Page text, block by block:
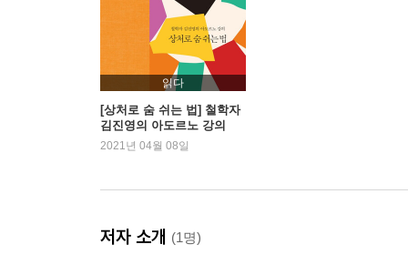
6강 두려움과 매혹 그리고 불면
7강 죽은 자와 산 자에 대하여
8강 우둔함과 사치
9강 상처와 허파
읽다
[상처로 숨 쉬는 법] 철학자
김진영의 아도르노 강의
2021년 04월 08일
저자 소개 (1명)